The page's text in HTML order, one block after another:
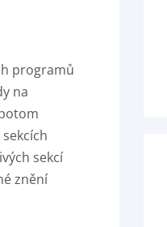
programů
na
sekcí
znění